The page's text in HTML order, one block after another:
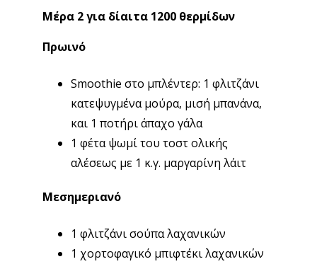
Μέρα 2 για δίαιτα 1200 θερμίδων
Πρωινό
Smoothie στο μπλέντερ: 1 φλιτζάνι
κατεψυγμένα μούρα, μισή μπανάνα,
και 1 ποτήρι άπαχο γάλα
1 φέτα ψωμί του τοστ ολικής
αλέσεως με 1 κ.γ. μαργαρίνη λάιτ
Μεσημεριανό
1 φλιτζάνι σούπα λαχανικών
1 χορτοφαγικό μπιφτέκι λαχανικών